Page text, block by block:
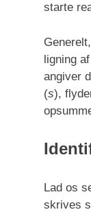
starte
ligning
angiver
(s),
Lad os
skrives